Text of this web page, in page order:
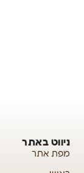
ניווט באתר
מפת אתר